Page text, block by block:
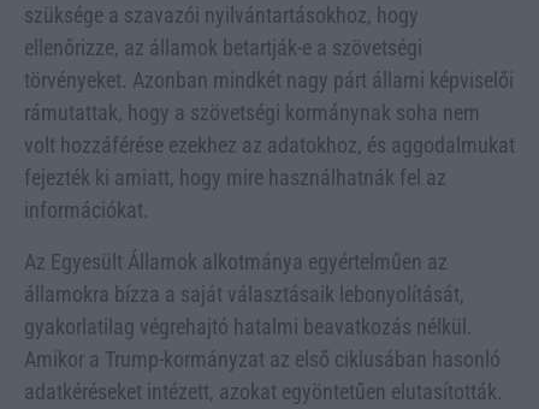
szüksége a szavazói nyilvántartásokhoz, hogy
ellenőrizze, az államok betartják-e a szövetségi
törvényeket. Azonban mindkét nagy párt állami képviselői
rámutattak, hogy a szövetségi kormánynak soha nem
volt hozzáférése ezekhez az adatokhoz, és aggodalmukat
fejezték ki amiatt, hogy mire használhatnák fel az
információkat.
Az Egyesült Államok alkotmánya egyértelműen az
államokra bízza a saját választásaik lebonyolítását,
gyakorlatilag végrehajtó hatalmi beavatkozás nélkül.
Amikor a Trump-kormányzat az első ciklusában hasonló
adatkéréseket intézett, azokat egyöntetűen elutasították.